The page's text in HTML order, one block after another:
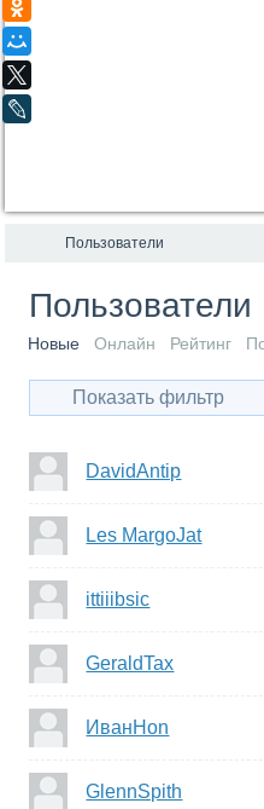
Пользователи
Пользователи
Новые Онлайн Рейтинг
Показать фильтр
DavidAntip
Les MargoJat
ittiiibsic
GeraldTax
ИванHon
GlennSpith